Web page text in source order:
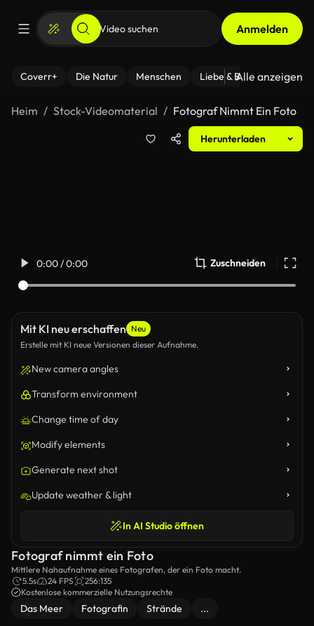
Anmelden
Coverr+ Die Natur Menschen Liebe & Beziehungen
Alle anzeigen
Heim Stock-Videomaterial Fotograf Nimmt Ein Foto
Herunterladen
0:00 / 0:00 Zuschneiden
Mit KI neu erschaffen Neu
Erstelle mit KI neue Versionen dieser Aufnahme.
New camera angles
Transform environment
Change time of day
Modify elements
Generate next shot
Update weather & light
In AI Studio öffnen
Fotograf nimmt ein Foto
Mittlere Nahaufnahme eines Fotografen, der ein Foto macht.
5.5s
24 FPS
256:135
Kostenlose kommerzielle Nutzungsrechte
Das Meer Fotografin Strände ...